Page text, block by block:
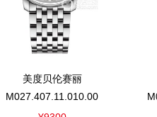
美度贝伦赛丽
M027.407.11.010.00